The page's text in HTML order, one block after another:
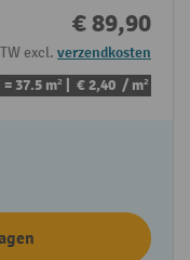
€ 89,90
excl. verzendkosten
37.5 m² | € 2,40 / m²